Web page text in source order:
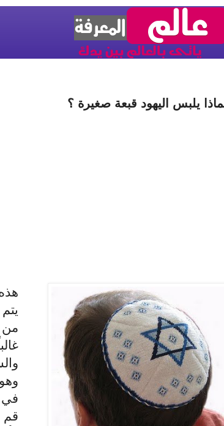
يلبس اليهود قبعة صغيرة ؟
من
في
قم